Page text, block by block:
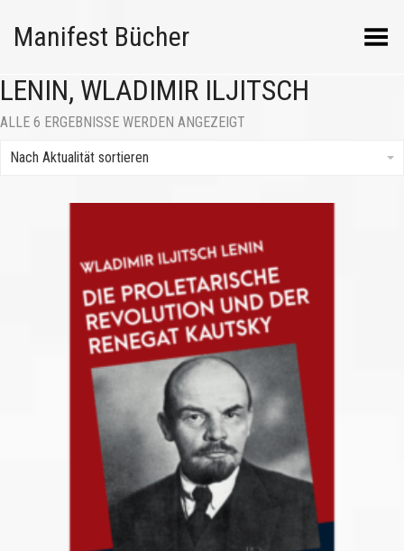
Manifest Bücher Menü umschalten
LENIN, WLADIMIR ILJITSCH
ALLE 6 ERGEBNISSE WERDEN ANGEZEIGT
Nach Aktualität sortieren